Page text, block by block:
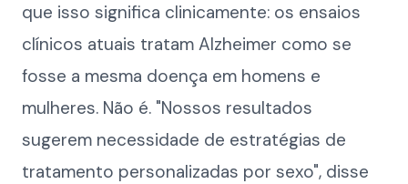
que isso significa clinicamente: os ensaios
clínicos atuais tratam Alzheimer como se
fosse a mesma doença em homens e
mulheres. Não é. "Nossos resultados
sugerem necessidade de estratégias de
tratamento personalizadas por sexo", disse